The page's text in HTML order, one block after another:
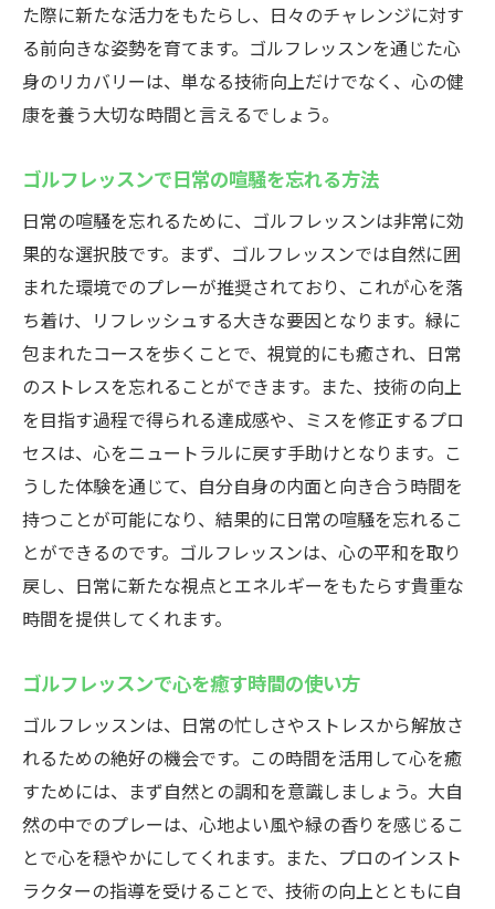
た際に新たな活力をもたらし、日々のチャレンジに対す
る前向きな姿勢を育てます。ゴルフレッスンを通じた心
身のリカバリーは、単なる技術向上だけでなく、心の健
康を養う大切な時間と言えるでしょう。
ゴルフレッスンで日常の喧騒を忘れる方法
日常の喧騒を忘れるために、ゴルフレッスンは非常に効
果的な選択肢です。まず、ゴルフレッスンでは自然に囲
まれた環境でのプレーが推奨されており、これが心を落
ち着け、リフレッシュする大きな要因となります。緑に
包まれたコースを歩くことで、視覚的にも癒され、日常
のストレスを忘れることができます。また、技術の向上
を目指す過程で得られる達成感や、ミスを修正するプロ
セスは、心をニュートラルに戻す手助けとなります。こ
うした体験を通じて、自分自身の内面と向き合う時間を
持つことが可能になり、結果的に日常の喧騒を忘れるこ
とができるのです。ゴルフレッスンは、心の平和を取り
戻し、日常に新たな視点とエネルギーをもたらす貴重な
時間を提供してくれます。
ゴルフレッスンで心を癒す時間の使い方
ゴルフレッスンは、日常の忙しさやストレスから解放さ
れるための絶好の機会です。この時間を活用して心を癒
すためには、まず自然との調和を意識しましょう。大自
然の中でのプレーは、心地よい風や緑の香りを感じるこ
とで心を穏やかにしてくれます。また、プロのインスト
ラクターの指導を受けることで、技術の向上とともに自